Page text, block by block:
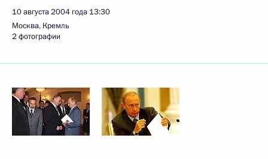
10 августа 2004 года 13:30
Москва, Кремль
2 фотографии